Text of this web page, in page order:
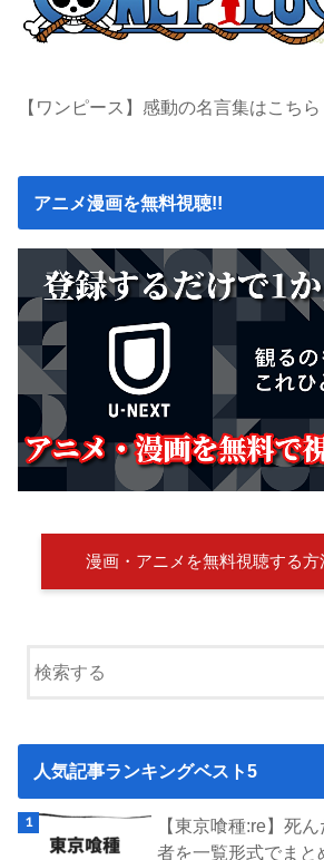
【ワンピース】感動の名言集はこちら
アニメ漫画を無料視聴!!
漫画・アニメを無料視聴する方
人気記事ランキングベスト5
【東京喰種:re】死
者を一覧形式でまと